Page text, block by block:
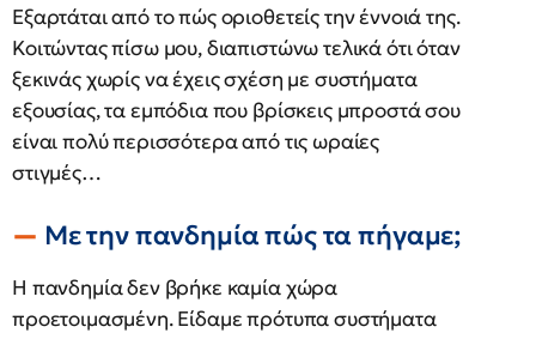
Εξαρτάται από το πώς οριοθετείς την έννοιά της.
Κοιτώντας πίσω μου, διαπιστώνω τελικά ότι όταν
ξεκινάς χωρίς να έχεις σχέση με συστήματα
εξουσίας, τα εμπόδια που βρίσκεις μπροστά σου
είναι πολύ περισσότερα από τις ωραίες
στιγμές…
Με την πανδημία πώς τα πήγαμε;
Η πανδημία δεν βρήκε καμία χώρα
προετοιμασμένη. Είδαμε πρότυπα συστήματα